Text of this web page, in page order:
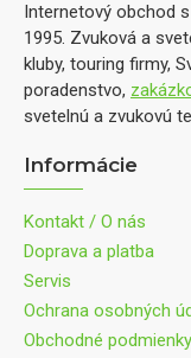
Internetový obchod
1995. Zvuková a
kluby, touring firmy,
poradenstvo,
svetelnú a zvukovú
Informácie
Kontakt / O nás
Doprava a platba
Servis
Ochrana osobných
Obchodné podmienky